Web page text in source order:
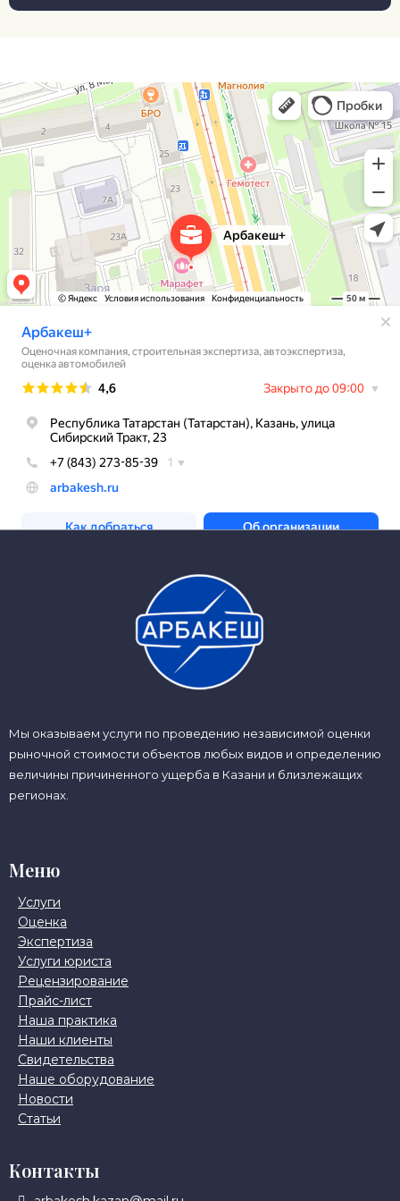
Мы оказываем услуги по проведению независимой оценки
рыночной стоимости объектов любых видов и определению
величины причиненного ущерба в Казани и близлежащих
регионах.
Меню
Услуги
Оценка
Экспертиза
Услуги юриста
Рецензирование
Прайс-лист
Наша практика
Наши клиенты
Свидетельства
Наше оборудование
Новости
Статьи
Контакты